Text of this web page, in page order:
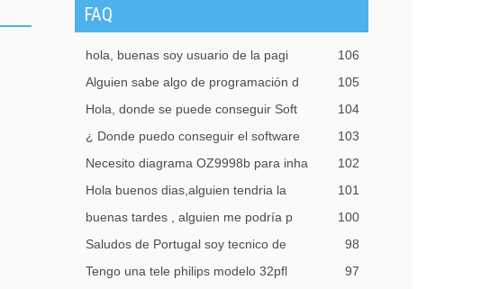
FAQ
hola, buenas soy usuario de la pagi
106
Alguien sabe algo de programación d
105
Hola, donde se puede conseguir Soft
104
¿ Donde puedo conseguir el software
103
Necesito diagrama OZ9998b para inha
102
Hola buenos dias,alguien tendria la
101
buenas tardes , alguien me podría p
100
Saludos de Portugal soy tecnico de
98
Tengo una tele philips modelo 32pfl
97